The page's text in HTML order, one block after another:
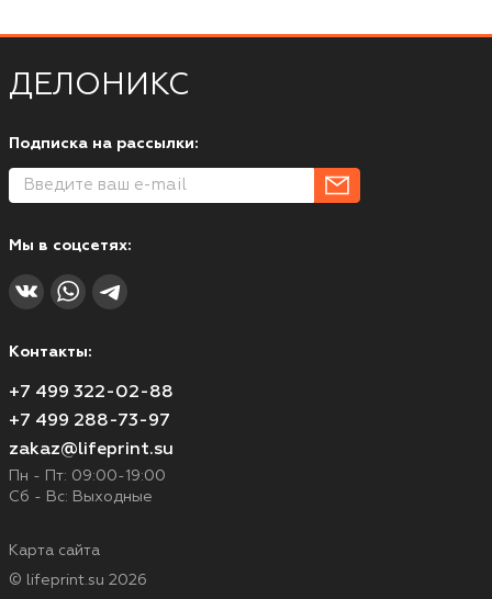
ДЕЛОНИКС
Подписка на рассылки:
Мы в соцсетях:
Контакты:
+7 499 322-02-88
+7 499 288-73-97
zakaz@lifeprint.su
Пн - Пт: 09:00-19:00
Сб - Вс: Выходные
Карта сайта
© lifeprint.su 2026